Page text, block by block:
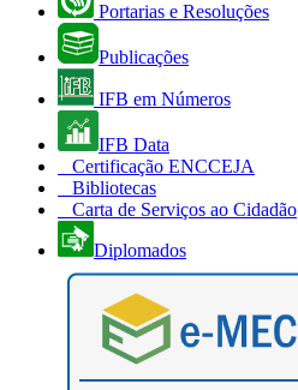
Portarias e Resoluções
Publicações
IFB em Números
IFB Data
Certificação ENCCEJA
Bibliotecas
Carta de Serviços ao Cidadão
Diplomados